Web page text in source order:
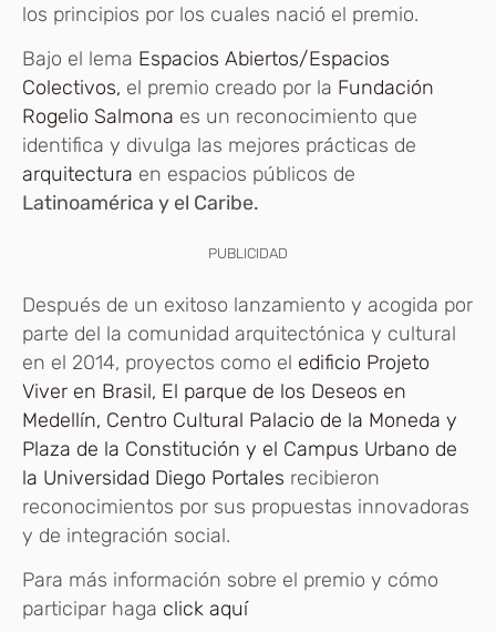
los principios por los cuales nació el premio.
Bajo el lema Espacios Abiertos/Espacios
Colectivos, el premio creado por la Fundación
Rogelio Salmona es un reconocimiento que
identifica y divulga las mejores prácticas de
arquitectura en espacios públicos de
Latinoamérica y el Caribe.
PUBLICIDAD
Después de un exitoso lanzamiento y acogida por
parte del la comunidad arquitectónica y cultural
en el 2014, proyectos como el edificio Projeto
Viver en Brasil, El parque de los Deseos en
Medellín, Centro Cultural Palacio de la Moneda y
Plaza de la Constitución y el Campus Urbano de
la Universidad Diego Portales recibieron
reconocimientos por sus propuestas innovadoras
y de integración social.
Para más información sobre el premio y cómo
participar haga click aquí